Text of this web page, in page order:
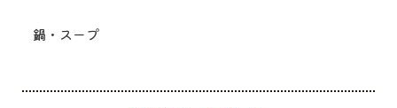
鍋・スープ